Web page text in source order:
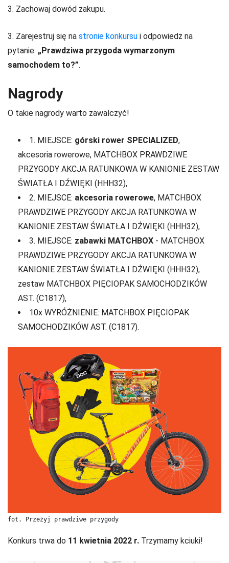
3. Zachowaj dowód zakupu.
3. Zarejestruj się na stronie konkursu i odpowiedz na
pytanie: „Prawdziwa przygoda wymarzonym
samochodem to?”.
Nagrody
O takie nagrody warto zawalczyć!
1. MIEJSCE: górski rower SPECIALIZED,
akcesoria rowerowe, MATCHBOX PRAWDZIWE
PRZYGODY AKCJA RATUNKOWA W KANIONIE ZESTAW
ŚWIATŁA I DŹWIĘKI (HHH32),
2. MIEJSCE: akcesoria rowerowe, MATCHBOX
PRAWDZIWE PRZYGODY AKCJA RATUNKOWA W
KANIONIE ZESTAW ŚWIATŁA I DŹWIĘKI (HHH32),
3. MIEJSCE: zabawki MATCHBOX - MATCHBOX
PRAWDZIWE PRZYGODY AKCJA RATUNKOWA W
KANIONIE ZESTAW ŚWIATŁA I DŹWIĘKI (HHH32),
zestaw MATCHBOX PIĘCIOPAK SAMOCHODZIKÓW
AST. (C1817),
10x WYRÓŻNIENIE: MATCHBOX PIĘCIOPAK
SAMOCHODZIKÓW AST. (C1817).
fot. Przeżyj prawdziwe przygody
Konkurs trwa do 11 kwietnia 2022 r. Trzymamy kciuki!